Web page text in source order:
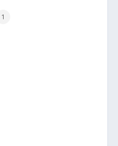
1